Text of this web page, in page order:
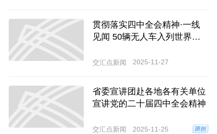
贯彻落实四中全会精神·一线
见闻 50辆无人车入列世界最
交汇点新闻 2025-11-27
省委宣讲团赴各地各有关单位
宣讲党的二十届四中全会精神
交汇点新闻 2025-11-25